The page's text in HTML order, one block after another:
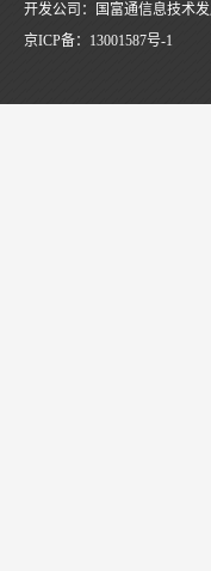
开发公司：国富通信息技术
京ICP备： 13001587号-1